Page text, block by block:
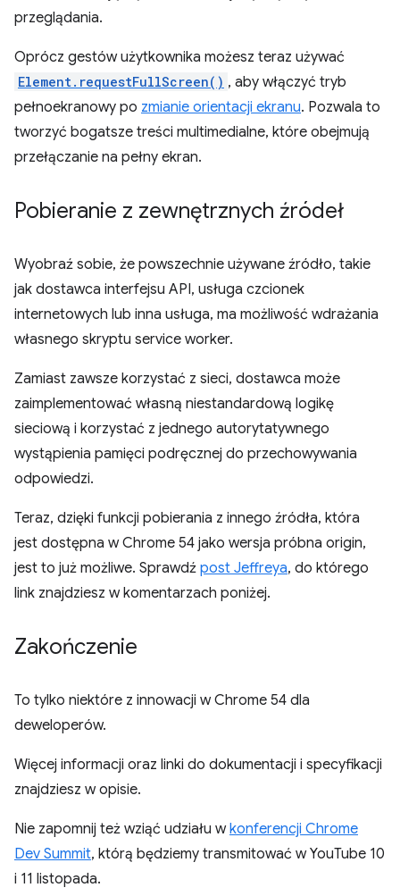
przeglądania.
Oprócz gestów użytkownika możesz teraz używać
Element.requestFullScreen() , aby włączyć tryb
pełnoekranowy po zmianie orientacji ekranu. Pozwala to
tworzyć bogatsze treści multimedialne, które obejmują
przełączanie na pełny ekran.
Pobieranie z zewnętrznych źródeł
Wyobraź sobie, że powszechnie używane źródło, takie
jak dostawca interfejsu API, usługa czcionek
internetowych lub inna usługa, ma możliwość wdrażania
własnego skryptu service worker.
Zamiast zawsze korzystać z sieci, dostawca może
zaimplementować własną niestandardową logikę
sieciową i korzystać z jednego autorytatywnego
wystąpienia pamięci podręcznej do przechowywania
odpowiedzi.
Teraz, dzięki funkcji pobierania z innego źródła, która
jest dostępna w Chrome 54 jako wersja próbna origin,
jest to już możliwe. Sprawdź post Jeffreya, do którego
link znajdziesz w komentarzach poniżej.
Zakończenie
To tylko niektóre z innowacji w Chrome 54 dla
deweloperów.
Więcej informacji oraz linki do dokumentacji i specyfikacji
znajdziesz w opisie.
Nie zapomnij też wziąć udziału wkonferencji Chrome
Dev Summit, którą będziemy transmitować w YouTube 10
i 11 listopada.